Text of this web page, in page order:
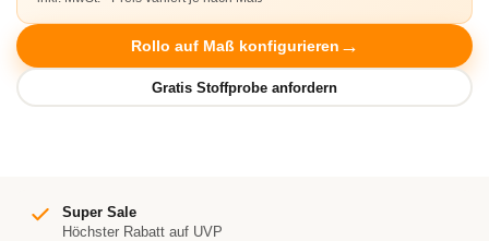
Rollo auf Maß konfigurieren
Super Sale
Höchster Rabatt auf UVP